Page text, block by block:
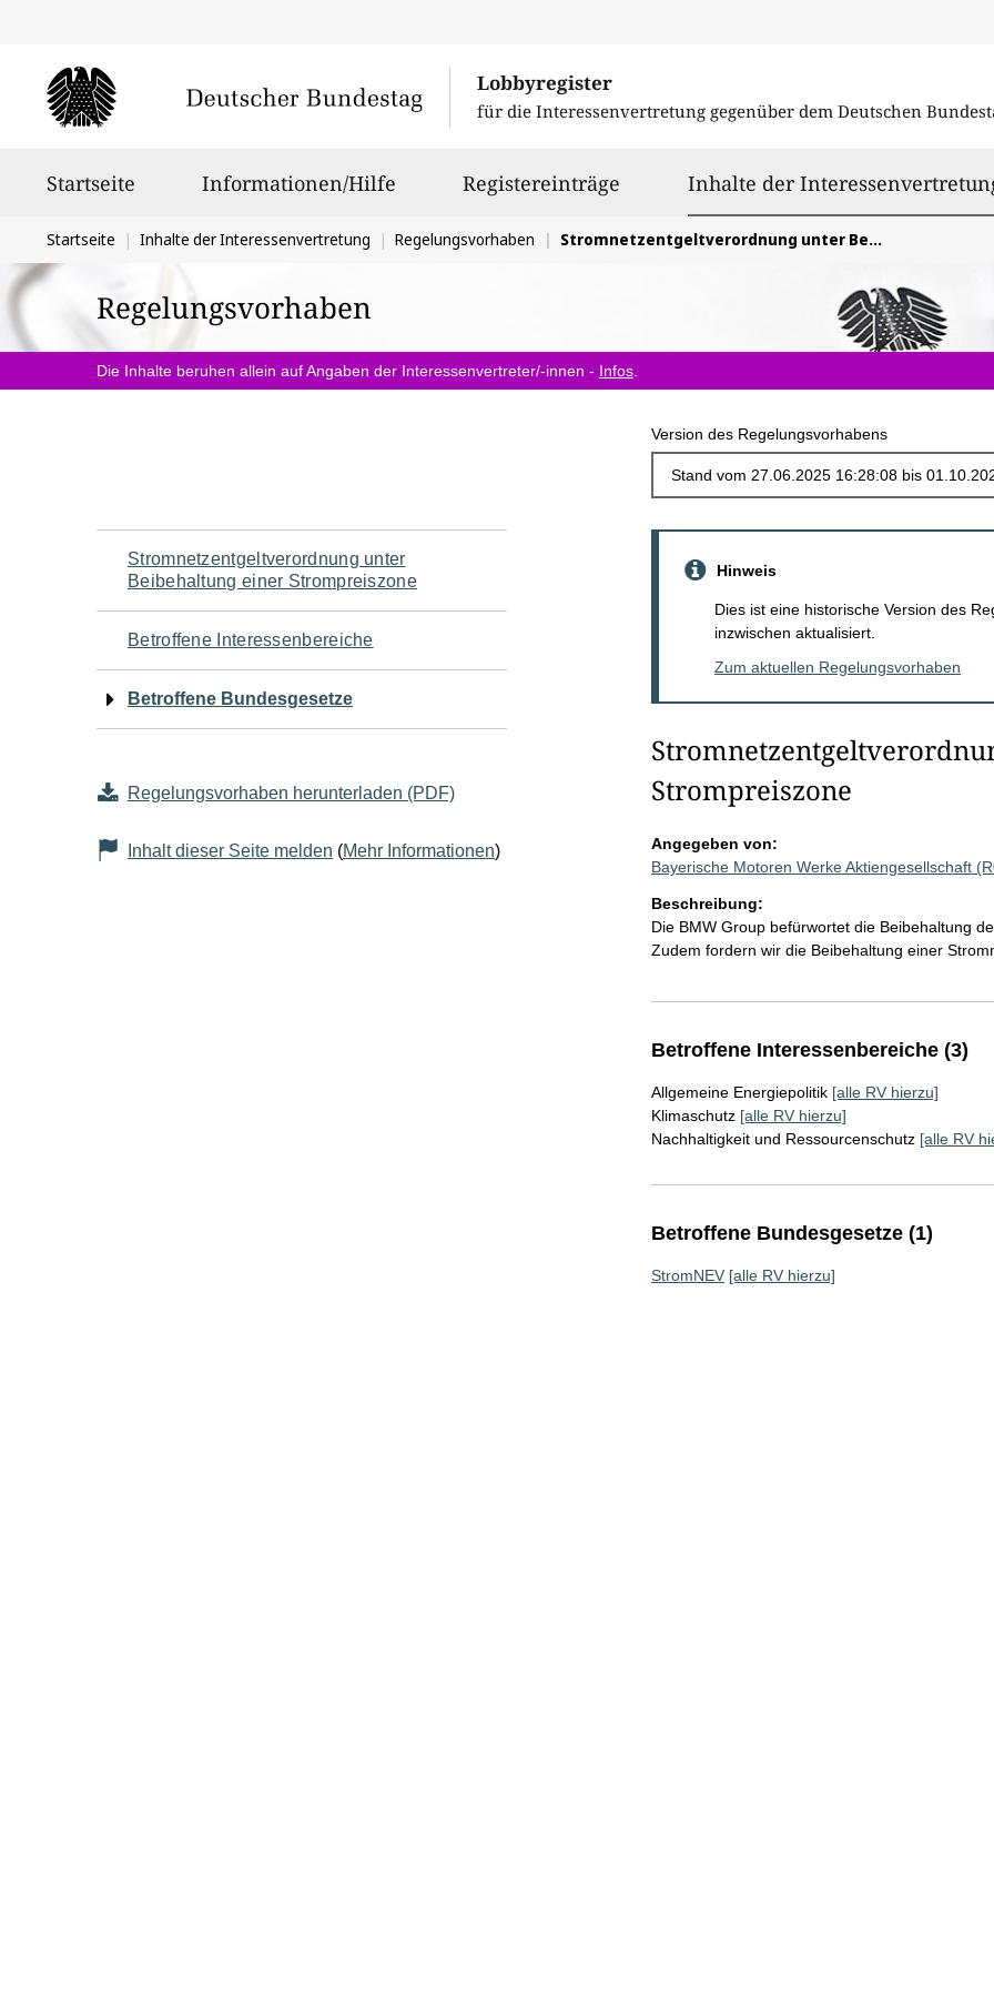
Lobbyregister
für die Interessenvertretung gegenüber dem Deutschen
Startseite Informationen/Hilfe Registereinträge Inhalte der
Sie
befinden
sich
hier:
Startseite Inhalte der Interessenvertretung Regelungsvorhaben Stromnetzentgeltverordnung unter Beibehaltung einer Strompreiszone
Regelungsvorhaben
Die Inhalte beruhen allein auf Angaben der Interessenvertreter/-innen - Infos
Version des Regelungsvorhabens
Navigation
für
den
Seiteninhalt
Stromnetzentgeltverordnung unter
Beibehaltung einer Strompreiszone
Betroffene Interessenbereiche
Betroffene Bundesgesetze
Regelungsvorhaben herunterladen (PDF)
Inhalt dieser Seite melden (Mehr Informationen)
Hinweis
Dies ist eine historische Version des
inzwischen aktualisiert.
Zum aktuellen Regelungsvorhaben
Strompreiszone
Angegeben von:
Bayerische Motoren Werke Aktiengesellschaft
Beschreibung:
Die BMW Group befürwortet die Beibehaltung
Zudem fordern wir die Beibehaltung einer
Betroffene Interessenbereiche (3)
Allgemeine Energiepolitik [alle RV hierzu]
Klimaschutz [alle RV hierzu]
Nachhaltigkeit und Ressourcenschutz [alle RV
Betroffene Bundesgesetze (1)
StromNEV [alle RV hierzu]